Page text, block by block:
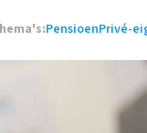
PensioenPrivé-